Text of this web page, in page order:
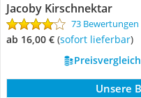
Jacoby Kirschnektar
73 Bewertungen
ab 16,00 € ( Sofort lieferbar)
Unsere